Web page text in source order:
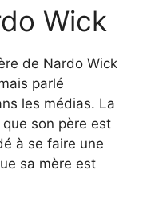
Wick
de Nardo Wick
parlé
les médias. La
son père est
à se faire une
sa mère est